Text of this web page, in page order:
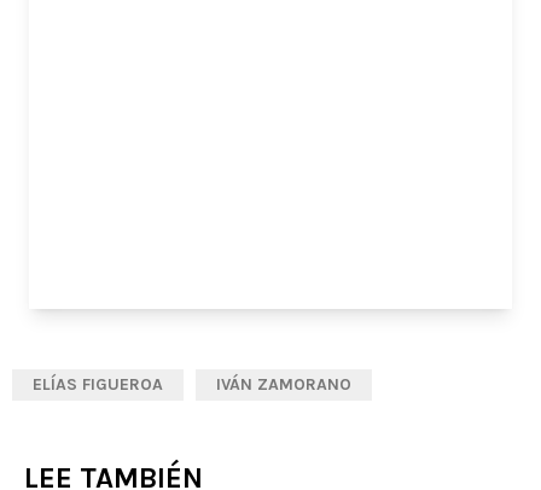
ELÍAS FIGUEROA IVÁN ZAMORANO
LEE TAMBIÉN